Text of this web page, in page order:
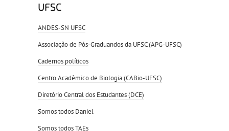
UFSC
ANDES-SN UFSC
Associação de Pós-Graduandos da UFSC (APG-UFSC)
Cadernos políticos
Centro Acadêmico de Biologia (CABio-UFSC)
Diretório Central dos Estudantes (DCE)
Somos todos Daniel
Somos todos TAEs